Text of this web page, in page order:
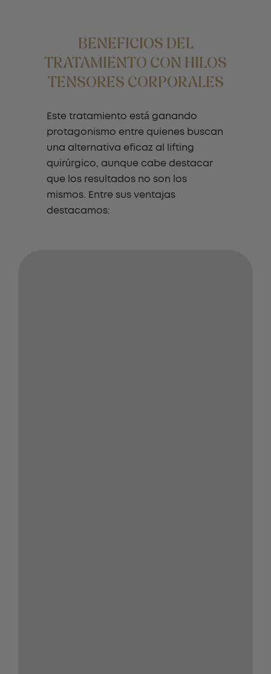
BENEFICIOS DEL
TRATAMIENTO CON HILOS
TENSORES CORPORALES
Este tratamiento está ganando
protagonismo entre quienes buscan
una alternativa eficaz al lifting
quirúrgico, aunque cabe destacar
que los resultados no son los
mismos. Entre sus ventajas
destacamos: